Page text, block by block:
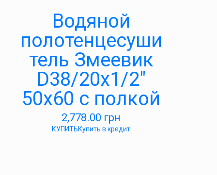
Водяной
полотенцесуши
тель Змеевик
D38/20х1/2″
50х60 с полкой
2,778.00 грн
КУПИТЬКупить в кредит